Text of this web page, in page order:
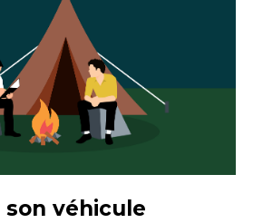
son véhicule